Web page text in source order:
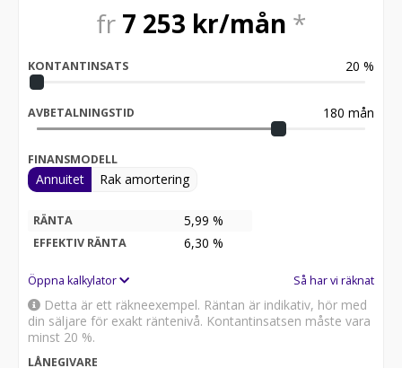
fr 7 253 kr/mån *
KONTANTINSATS 20 %
AVBETALNINGSTID 180 mån
FINANSMODELL
Annuitet Rak amortering
RÄNTA 5,99 %
EFFEKTIV RÄNTA 6,30 %
Öppna kalkylator Så har vi räknat
Detta är ett räkneexempel. Räntan är indikativ, hör med
din säljare för exakt räntenivå. Kontantinsatsen måste vara
minst 20 %.
LÅNEGIVARE